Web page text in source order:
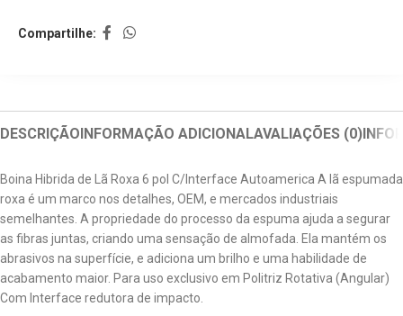
Compartilhe:
DESCRIÇÃOINFORMAÇÃO ADICIONALAVALIAÇÕES (0)
Boina Hibrida de Lã Roxa 6 pol C/Interface Autoamerica A lã espumada
roxa é um marco nos detalhes, OEM, e mercados industriais
semelhantes. A propriedade do processo da espuma ajuda a segurar
as fibras juntas, criando uma sensação de almofada. Ela mantém os
abrasivos na superfície, e adiciona um brilho e uma habilidade de
acabamento maior. Para uso exclusivo em Politriz Rotativa (Angular)
Com Interface redutora de impacto.